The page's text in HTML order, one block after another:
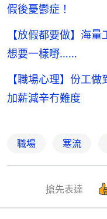
假後憂鬱症！
【放假都要做】海
想要一樣嘢……
【職場心理】份工
加薪減辛冇難度
職場 寒流
搶先表達